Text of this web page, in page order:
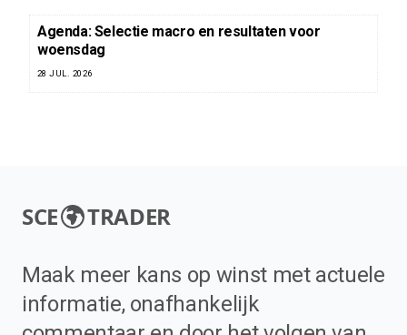
Agenda: Selectie macro en resultaten voor
woensdag
28 JUL. 2026
SCE TRADER
Maak meer kans op winst met actuele
informatie, onafhankelijk